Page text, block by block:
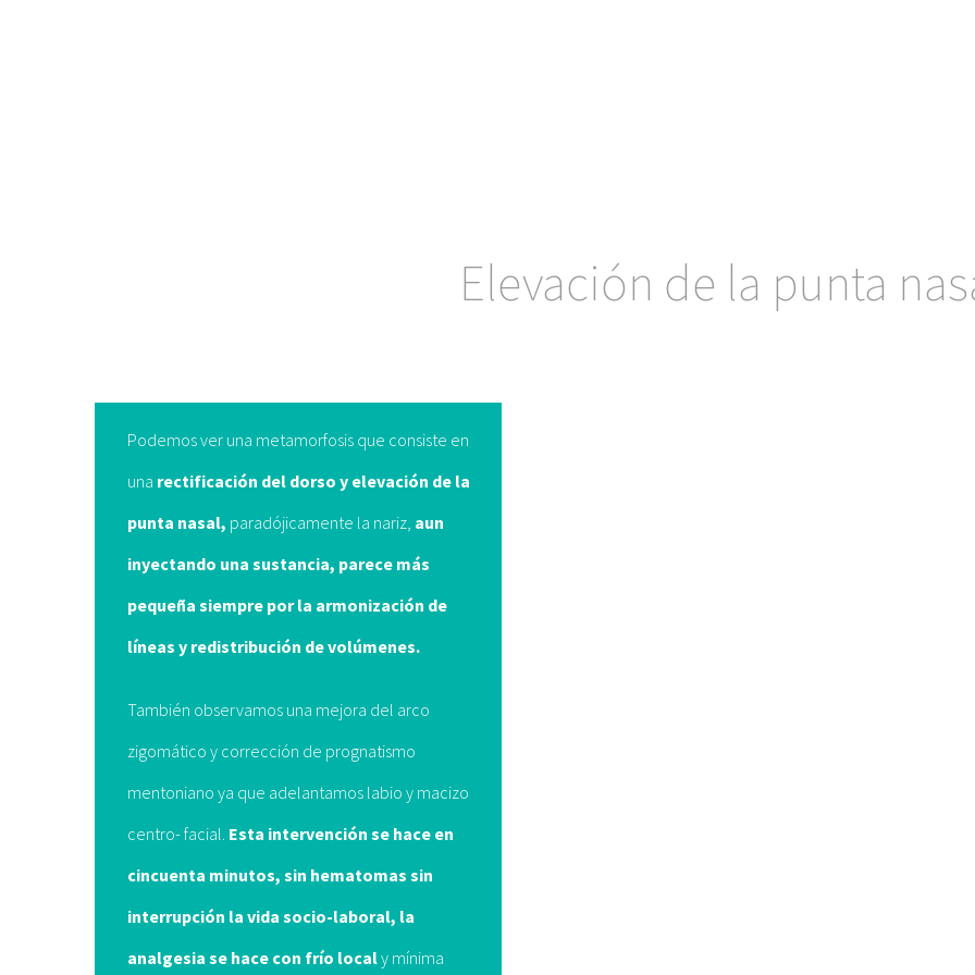
Elevación de la punta
Podemos ver una metamorfosis que consiste en
una rectificación del dorso y elevación de la
punta nasal, paradójicamente la nariz, aun
inyectando una sustancia, parece más
pequeña siempre por la armonización de
líneas y redistribución de volúmenes.
También observamos una mejora del arco
zigomático y corrección de prognatismo
mentoniano ya que adelantamos labio y macizo
centro- facial. Esta intervención se hace en
cincuenta minutos, sin hematomas sin
interrupción la vida socio-laboral, la
analgesia se hace con frío localy mínima
POSTS RECIENTES